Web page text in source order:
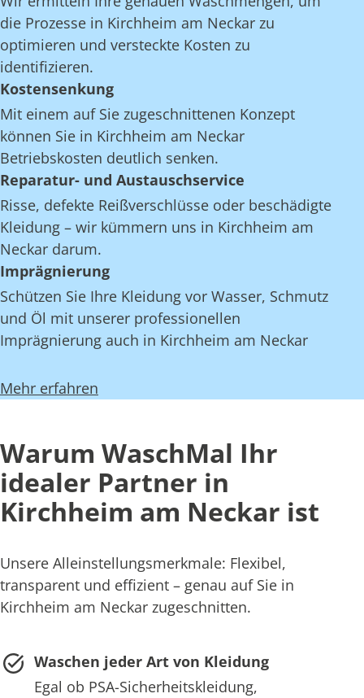
die Prozesse in Kirchheim am Neckar zu
optimieren und versteckte Kosten zu
identifizieren.
Kostensenkung
Mit einem auf Sie zugeschnittenen Konzept
können Sie in Kirchheim am Neckar
Betriebskosten deutlich senken.
Reparatur- und Austauschservice
Risse, defekte Reißverschlüsse oder beschädigte
Kleidung – wir kümmern uns in Kirchheim am
Neckar darum.
Imprägnierung
Schützen Sie Ihre Kleidung vor Wasser, Schmutz
und Öl mit unserer professionellen
Imprägnierung auch in Kirchheim am Neckar
Mehr erfahren
Warum WaschMal Ihr
idealer Partner in
Kirchheim am Neckar ist
Unsere Alleinstellungsmerkmale: Flexibel,
transparent und effizient – genau auf Sie in
Kirchheim am Neckar zugeschnitten.
Waschen jeder Art von Kleidung
Egal ob PSA-Sicherheitskleidung,